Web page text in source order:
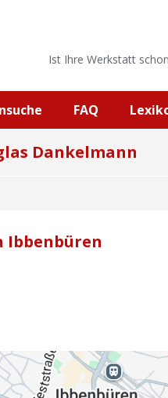
Ist Ihre Werkstatt
FAQ
Dankelmann
Ibbenbüren